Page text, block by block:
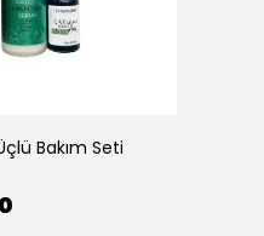
Bakım Seti